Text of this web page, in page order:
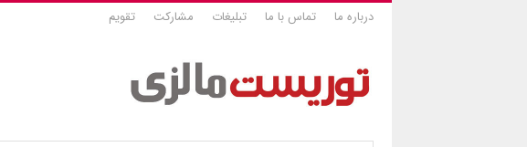
درباره ما تماس با ما تبلیغات مشارکت تقویم